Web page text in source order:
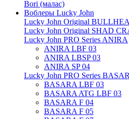
Bori (малас)
Воблеры Lucky John
Lucky John Original
Lucky John Original SHAD
Lucky John PRO Series ANIRA
ANIRA LBF 03
ANIRA LBSP 03
ANIRA SP 04
Lucky John PRO Series
BASARA LBF 03
BASARA ATG LBF 03
BASARA F 04
BASARA F 05